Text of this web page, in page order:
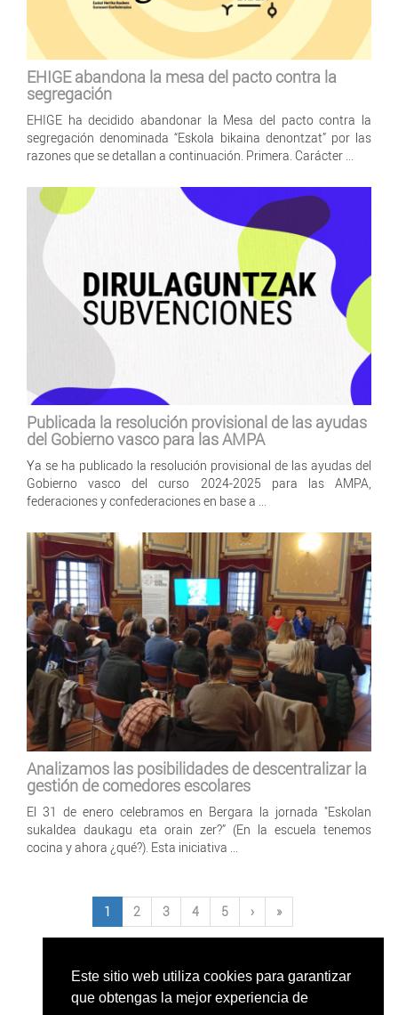
Este sitio web utiliza cookies para garantizar
que obtengas la mejor experiencia de
EHIGE abandona la mesa del pacto contra la
segregación
EHIGE ha decidido abandonar la Mesa del pacto contra la
segregación denominada “Eskola bikaina denontzat” por las
razones que se detallan a continuación. Primera. Carácter ...
Publicada la resolución provisional de las ayudas
del Gobierno vasco para las AMPA
Ya se ha publicado la resolución provisional de las ayudas del
Gobierno vasco del curso 2024-2025 para las AMPA,
federaciones y confederaciones en base a ...
Analizamos las posibilidades de descentralizar la
gestión de comedores escolares
El 31 de enero celebramos en Bergara la jornada "Eskolan
sukaldea daukagu eta orain zer?” (En la escuela tenemos
cocina y ahora ¿qué?). Esta iniciativa ...
1 2 3 4 5 › »